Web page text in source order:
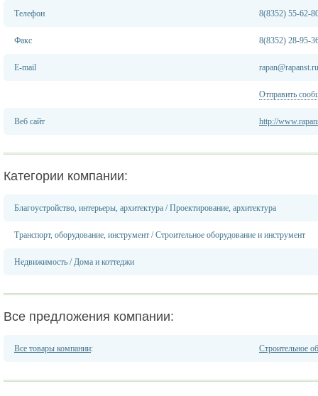
Телефон 8(8352) 55-62-
Факс 8(8352) 28-95-
E-mail rapan@rapanst.ru
Отправить
Веб сайт http://
Категории компании:
Благоустройство, интерьеры, архитектура /Проектирование, архитектура
Транспорт, оборудование, инструмент /Строительное оборудование и инструмент
Недвижимость /Дома и коттеджи
Все предложения компании:
Все товары компании: Строительное